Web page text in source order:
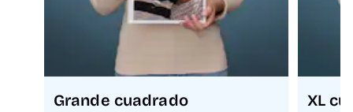
Grande cuadrado XL